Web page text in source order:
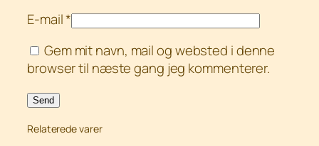
E-mail*
Gem mit navn, mail og websted i denne
browser til næste gang jeg kommenterer.
Relaterede varer